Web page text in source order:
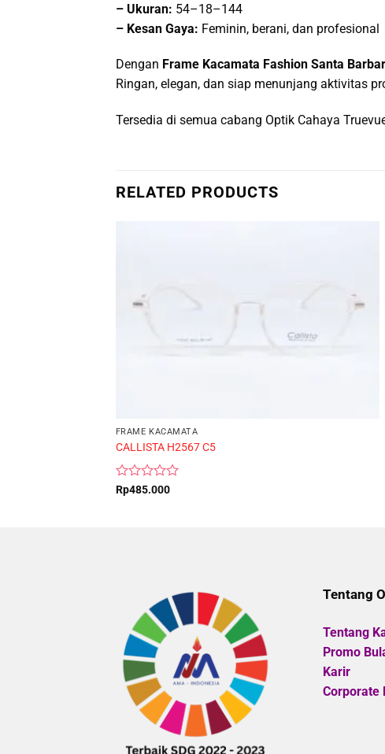
– Ukuran: 54–18–144
– Kesan Gaya: Feminin, berani, dan profesional
Dengan Frame Kacamata Fashion Santa
Ringan, elegan, dan siap menunjang aktivitas
Tersedia di semua cabang Optik Cahaya
RELATED PRODUCTS
FRAME KACAMATA
CALLISTA H2567 C5
Rated
Rp485.000
Tentang
Tentang
Promo
Karir
Corporate